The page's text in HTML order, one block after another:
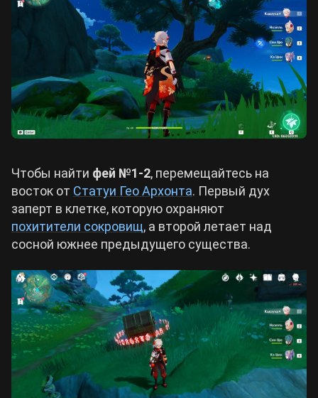
Чтобы найти фей №1-2, перемещайтесь на
восток от Статуи Гео Архонта. Первый дух
заперт в клетке, которую охраняют
похитители сокровищ, а второй летает над
сосной южнее предыдущего существа.